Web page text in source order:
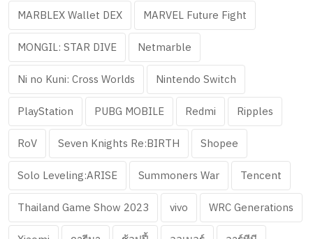
MARBLEX Wallet DEX MARVEL Future Fight
MONGIL: STAR DIVE Netmarble
Ni no Kuni: Cross Worlds Nintendo Switch
PlayStation PUBG MOBILE Redmi Ripples
RoV Seven Knights Re:BIRTH Shopee
Solo Leveling:ARISE Summoners War Tencent
Thailand Game Show 2023 vivo WRC Generations